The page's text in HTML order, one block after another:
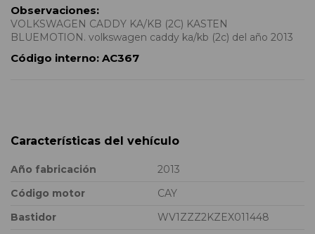
Observaciones:
VOLKSWAGEN CADDY KA/KB (2C) KASTEN
BLUEMOTION. volkswagen caddy ka/kb (2c) del año 2013
Código interno: AC367
Características del vehículo
Año fabricación
2013
Código motor
CAY
Bastidor
WV1ZZZ2KZEX011448